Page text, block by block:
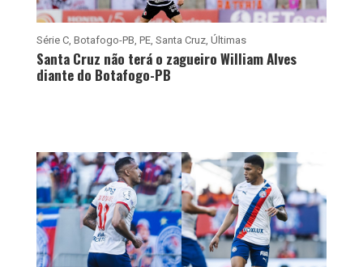
Série C, Botafogo-PB PE, Santa Cruz, Últimas
Santa Cruz não terá o zagueiro William Alves
diante do Botafogo-PB